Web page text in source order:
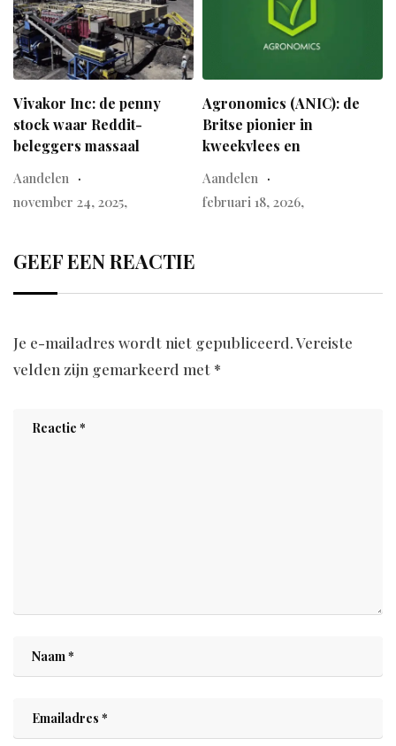
Vivakor Inc: de penny
stock waar Reddit-
beleggers massaal
Aandelen
november 24, 2025,
Agronomics (ANIC): de
Britse pionier in
kweekvlees en
Aandelen
februari 18, 2026,
GEEF EEN REACTIE
Je e-mailadres wordt niet gepubliceerd.Vereiste
velden zijn gemarkeerd met *